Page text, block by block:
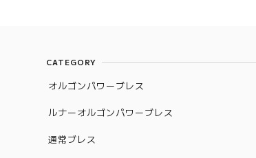
CATEGORY
オルゴンパワーブレス
ルナーオルゴンパワーブレス
通常ブレス